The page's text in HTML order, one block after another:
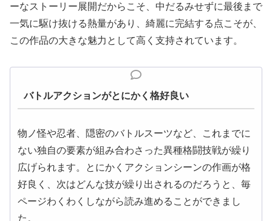
ーなストーリー展開だからこそ、中だるみせずに最後まで
一気に駆け抜ける熱量があり、綺麗に完結する点こそが、
この作品の大きな魅力として高く支持されています。
バトルアクションがとにかく格好良い
物ノ怪や忍者、隠密のバトルスーツなど、これまでに
ない独自の要素が組み合わさった異種格闘技戦が繰り
広げられます。とにかくアクションシーンの作画が格
好良く、次はどんな技が繰り出されるのだろうと、毎
ページわくわくしながら読み進めることができまし
た。